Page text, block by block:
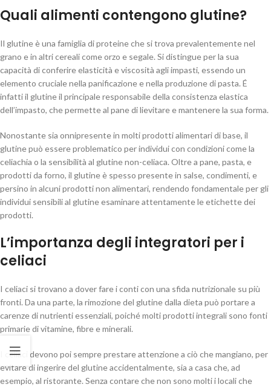
Quali alimenti contengono glutine?
Il glutine è una famiglia di proteine che si trova prevalentemente nel
grano e in altri cereali come orzo e segale. Si distingue per la sua
capacità di conferire elasticità e viscosità agli impasti, essendo un
elemento cruciale nella panificazione e nella produzione di pasta. É
infatti il glutine il principale responsabile della consistenza elastica
dell’impasto, che permette al pane di lievitare e mantenere la sua forma.
Nonostante sia onnipresente in molti prodotti alimentari di base, il
glutine può essere problematico per individui con condizioni come la
celiachia o la sensibilità al glutine non-celiaca. Oltre a pane, pasta, e
prodotti da forno, il glutine è spesso presente in salse, condimenti, e
persino in alcuni prodotti non alimentari, rendendo fondamentale per gli
individui sensibili al glutine esaminare attentamente le etichette dei
prodotti.
L’importanza degli integratori per i
celiaci
I celiaci si trovano a dover fare i conti con una sfida nutrizionale su più
fronti. Da una parte, la rimozione del glutine dalla dieta può portare a
carenze di nutrienti essenziali, poiché molti prodotti integrali sono fonti
primarie di vitamine, fibre e minerali.
I celiaci devono poi sempre prestare attenzione a ciò che mangiano, per
evitare di ingerire del glutine accidentalmente, sia a casa che, ad
esempio, al ristorante. Senza contare che non sono molti i locali che